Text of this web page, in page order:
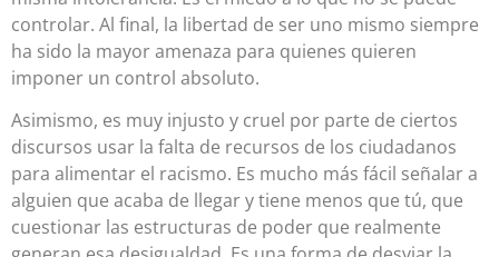
controlar. Al final, la libertad de ser uno mismo siempre
ha sido la mayor amenaza para quienes quieren
imponer un control absoluto.
Asimismo, es muy injusto y cruel por parte de ciertos
discursos usar la falta de recursos de los ciudadanos
para alimentar el racismo. Es mucho más fácil señalar a
alguien que acaba de llegar y tiene menos que tú, que
cuestionar las estructuras de poder que realmente